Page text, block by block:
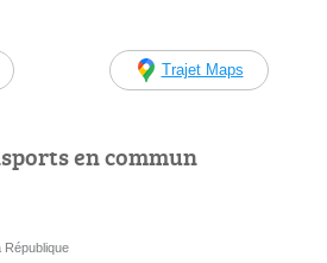
Trajet Maps
en commun
République